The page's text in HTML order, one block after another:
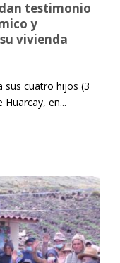
testimonio
y
vivienda
sus cuatro hijos (3
en...